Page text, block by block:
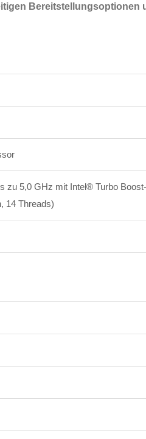
Bereitstellungsoptionen
5,0 GHz mit Intel® Turbo
14 Threads)